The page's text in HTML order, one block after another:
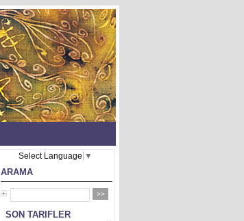
Select Language ▼
ARAMA
SON TARIFLER